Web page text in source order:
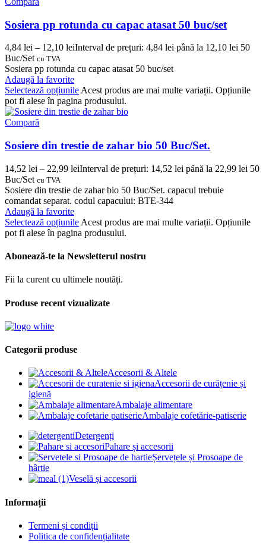
Sosiera pp rotunda cu capac atasat 50 buc/set
4,84 lei – 12,10 leiInterval de prețuri: 4,84 lei până la 12,10 lei 50
Buc/Set cu TVA
Sosiera pp rotunda cu capac atasat 50 buc/set
Adaugă la favorite
Selectează opțiunile Acest produs are mai multe variații. Opțiunile
pot fi alese în pagina produsului.
Compară
Sosiere din trestie de zahar bio 50 Buc/Set.
14,52 lei – 22,99 leiInterval de prețuri: 14,52 lei până la 22,99 lei 50
Buc/Set cu TVA
Sosiere din trestie de zahar bio 50 Buc/Set. capacul trebuie
comandat separat. codul capacului: BTE-344
Adaugă la favorite
Selectează opțiunile Acest produs are mai multe variații. Opțiunile
pot fi alese în pagina produsului.
Abonează-te la Newsletterul nostru
Fii la curent cu ultimele noutăți.
Produse recent vizualizate
Categorii produse
Accesorii & Altele
Accesorii de curățenie și
igienă
Ambalaje alimentare
Ambalaje cofetărie-patiserie
Detergenți
Pahare și accesorii
Șervețele și Prosoape de
hârtie
Veselă și accesorii
Informații
Termeni și condiții
Politica de confidențialitate